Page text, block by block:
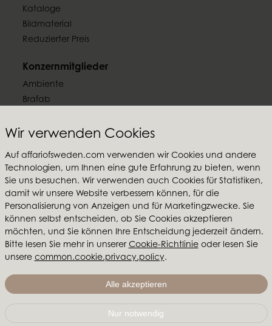
Wir verwenden Cookies
Auf affariofsweden.com verwenden wir Cookies und andere
Technologien, um Ihnen eine gute Erfahrung zu bieten, wenn
Sie uns besuchen. Wir verwenden auch Cookies für Statistiken,
damit wir unsere Website verbessern können, für die
Personalisierung von Anzeigen und für Marketingzwecke. Sie
können selbst entscheiden, ob Sie Cookies akzeptieren
möchten, und Sie können Ihre Entscheidung jederzeit ändern.
Bitte lesen Sie mehr in unserer Cookie-Richtlinieoder lesen Sie
unsere common.cookie.privacy.policy.
Alle akzeptieren
Nur notwendig
Kataloge
Bildmaterial
Reduzierter Preis
Konzernmitglieder
Ambiente
Brafab
Furninova
Folgen Sie uns
Affari of Sweden
Über uns
Inspiration